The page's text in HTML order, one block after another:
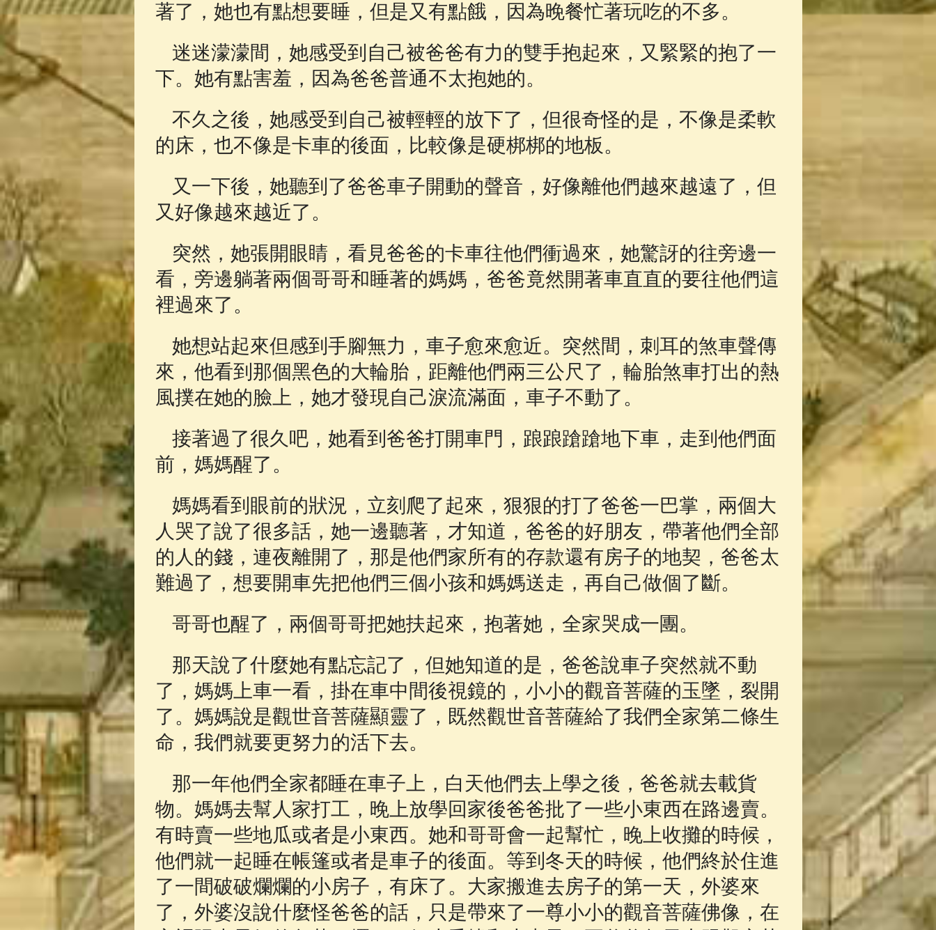
著了，她也有點想要睡，但是又有點餓，因為晚餐忙著玩吃的不多。
迷迷濛濛間，她感受到自己被爸爸有力的雙手抱起來，又緊緊的抱了一
下。她有點害羞，因為爸爸普通不太抱她的。
不久之後，她感受到自己被輕輕的放下了，但很奇怪的是，不像是柔軟
的床，也不像是卡車的後面，比較像是硬梆梆的地板。
又一下後，她聽到了爸爸車子開動的聲音，好像離他們越來越遠了，但
又好像越來越近了。
突然，她張開眼睛，看見爸爸的卡車往他們衝過來，她驚訝的往旁邊一
看，旁邊躺著兩個哥哥和睡著的媽媽，爸爸竟然開著車直直的要往他們這
裡過來了。
她想站起來但感到手腳無力，車子愈來愈近。突然間，刺耳的煞車聲傳
來，他看到那個黑色的大輪胎，距離他們兩三公尺了，輪胎煞車打出的熱
風撲在她的臉上，她才發現自己淚流滿面，車子不動了。
接著過了很久吧，她看到爸爸打開車門，踉踉蹌蹌地下車，走到他們面
前，媽媽醒了。
媽媽看到眼前的狀況，立刻爬了起來，狠狠的打了爸爸一巴掌，兩個大
人哭了說了很多話，她一邊聽著，才知道，爸爸的好朋友，帶著他們全部
的人的錢，連夜離開了，那是他們家所有的存款還有房子的地契，爸爸太
難過了，想要開車先把他們三個小孩和媽媽送走，再自己做個了斷。
哥哥也醒了，兩個哥哥把她扶起來，抱著她，全家哭成一團。
那天說了什麼她有點忘記了，但她知道的是，爸爸說車子突然就不動
了，媽媽上車一看，掛在車中間後視鏡的，小小的觀音菩薩的玉墜，裂開
了。媽媽說是觀世音菩薩顯靈了，既然觀世音菩薩給了我們全家第二條生
命，我們就要更努力的活下去。
那一年他們全家都睡在車子上，白天他們去上學之後，爸爸就去載貨
物。媽媽去幫人家打工，晚上放學回家後爸爸批了一些小東西在路邊賣。
有時賣一些地瓜或者是小東西。她和哥哥會一起幫忙，晚上收攤的時候，
他們就一起睡在帳篷或者是車子的後面。等到冬天的時候，他們終於住進
了一間破破爛爛的小房子，有床了。大家搬進去房子的第一天，外婆來
了，外婆沒說什麼怪爸爸的話，只是帶來了一尊小小的觀音菩薩佛像，在